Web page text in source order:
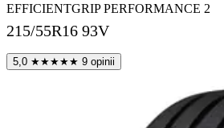
EFFICIENTGRIP PERFORMANCE 2
215/55R16 93V
5,0 ★★★★★ 9 opinii